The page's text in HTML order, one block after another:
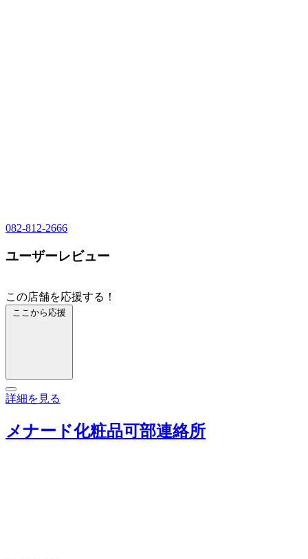
082-812-2666
ユーザーレビュー
この店舗を応援する！
ここから応援
詳細を見る
メナード化粧品可部連絡所